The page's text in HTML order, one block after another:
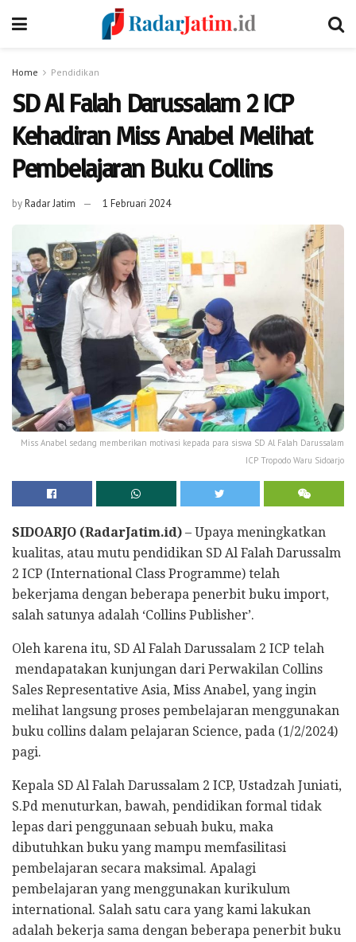
Home Pendidikan
SD Al Falah Darussalam 2 ICP
Kehadiran Miss Anabel Melihat
Pembelajaran Buku Collins
byRadar Jatim 1 Februari 2024
Miss Anabel sedang memberikan motivasi kepada para siswa SD Al Falah Darussalam
ICP Tropodo Waru Sidoarjo
SIDOARJO (RadarJatim.id) – Upaya meningkatkan
kualitas, atau mutu pendidikan SD Al Falah Darussalm
2 ICP (International Class Programme) telah
bekerjama dengan beberapa penerbit buku import,
salah satunya adalah ‘Collins Publisher’.
Oleh karena itu, SD Al Falah Darussalam 2 ICP telah
mendapatakan kunjungan dari Perwakilan Collins
Sales Representative Asia, Miss Anabel, yang ingin
melihat langsung proses pembelajaran menggunakan
buku collins dalam pelajaran Science, pada (1/2/2024)
pagi.
Kepala SD Al Falah Darussalam 2 ICP, Ustadzah Juniati,
S.Pd menuturkan, bawah, pendidikan formal tidak
lepas dari penggunaan sebuah buku, maka
dibutuhkan buku yang mampu memfasilitasi
pembelajaran secara maksimal. Apalagi
pembelajaran yang menggunakan kurikulum
international. Salah satu cara yang kami lakukan
adalah bekerja sama dengan beberapa penerbit buku